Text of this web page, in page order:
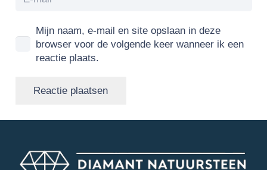
Mijn naam, e-mail en site opslaan in deze
browser voor de volgende keer wanneer ik een
reactie plaats.
Reactie plaatsen